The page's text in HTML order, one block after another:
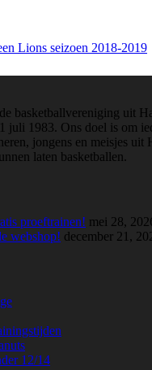
Lions seizoen 2018-2019
basketballvereniging uit
juli 1983. Ons doel is om
jongens en meisjes uit
laten basketballen.
proeftrainen! mei 28,
webshop! december 21,
12/14